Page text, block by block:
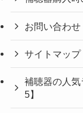
お問い合わせ
サイトマップ
補聴器の人
5】